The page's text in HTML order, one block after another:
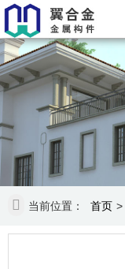
当前位置： 首页 >